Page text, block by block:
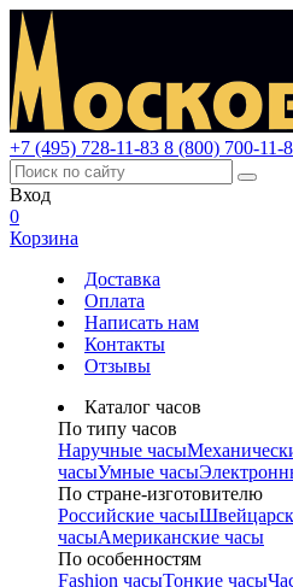
+7 (495) 728-11-83 8 (800) 700-11-
Вход
0
Корзина
Доставка
Оплата
Написать нам
Контакты
Отзывы
Каталог часов
По типу часов
Наручные часы
часыУмные часы
По стране-изготовителю
Российские часы
часыАмериканские часы
По особенностям
Fashion часыТонкие часы